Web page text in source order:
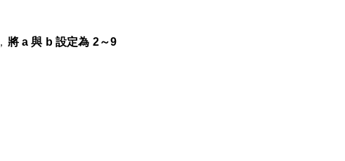
將 a 與 b 設定為 2～9